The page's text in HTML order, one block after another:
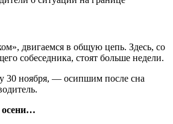
двигаемся в общую цепь. Здесь, со
собеседника, стоят больше недели.
30 ноября, — осипшим после сна
осени…